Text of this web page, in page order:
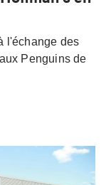
l'échange des
Penguins de